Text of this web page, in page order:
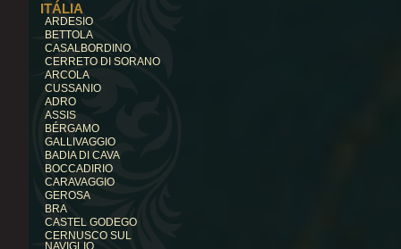
ITÁLIA
ARDESIO
BETTOLA
CASALBORDINO
CERRETO DI SORANO
ARCOLA
CUSSANIO
ADRO
ASSIS
BÉRGAMO
GALLIVAGGIO
BADIA DI CAVA
BOCCADIRIO
CARAVAGGIO
GEROSA
BRA
CASTEL GODEGO
CERNUSCO SUL
NAVIGLIO